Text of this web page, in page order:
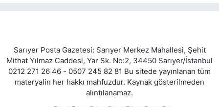
Sarıyer Posta Gazetesi: Sarıyer Merkez Mahallesi, Şehit
Mithat Yılmaz Caddesi, Yar Sk. No:2, 34450 Sarıyer/İstanbul
0212 271 26 46 - 0507 245 82 81 Bu sitede yayınlanan tüm
materyalin her hakkı mahfuzdur. Kaynak gösterilmeden
alıntılanamaz.